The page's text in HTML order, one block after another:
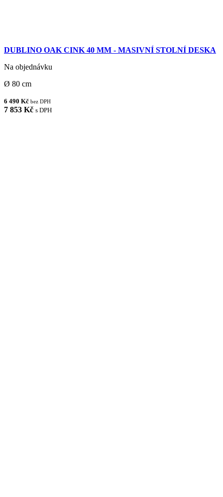
DUBLINO OAK CINK 40 MM - MASIVNÍ STOLNÍ DESKA
Na objednávku
Ø 80 cm
6 490 Kč bez DPH
7 853 Kč s DPH